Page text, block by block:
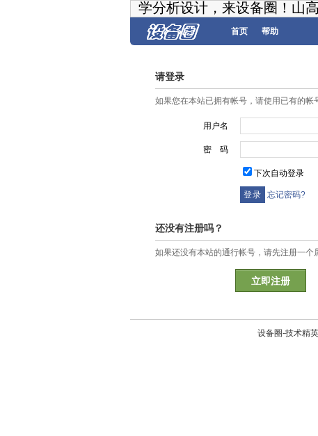
学分析设计，来设备圈！山
首页 帮助
请登录
如果您在本站已拥有帐号，请使用已有的帐
用户名
密 码
下次自动登录
忘记密码?
还没有注册吗？
如果还没有本站的通行帐号，请先注册一个
立即注册
设备圈-技术精